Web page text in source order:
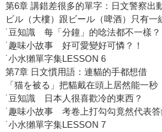
第6章 講錯差很多的單字：日文警察出
ビル（大樓）跟ビール（啤酒）只有一
˙豆知識 每「分鐘」的唸法都不一樣？
˙趣味小故事 好可愛變好可憐？！
˙小水獺單字集LESSON 6
第7章 日文慣用語：連貓的手都想借
「猫を被る」把貓戴在頭上居然能一秒
˙豆知識 日本人很喜歡冷的東西？
˙趣味小故事 考卷上打勾勾竟然代表答
˙小水獺單字集LESSON 7